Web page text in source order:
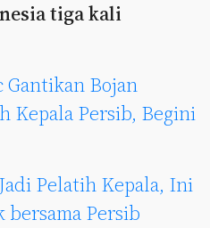
tiga kali
Gantikan Bojan
Kepala Persib, Begini
Pelatih Kepala, Ini
bersama Persib